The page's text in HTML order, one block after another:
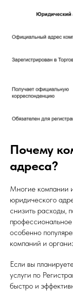
Почему
адреса?
Многие компании
юридического
снизить расходы,
особенно
компаний и
Если вы
услуги по
быстро и